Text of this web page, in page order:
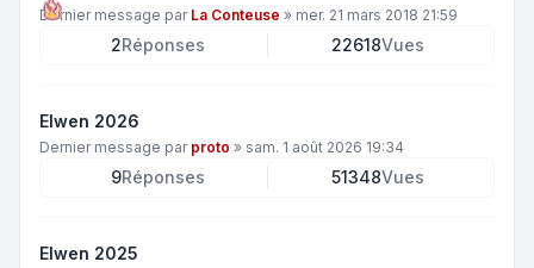
Dernier message par La Conteuse » mer. 21 mars 2018 21:59
2Réponses 22618Vues
Elwen 2026
Dernier message par proto » sam. 1 août 2026 19:34
9Réponses 51348Vues
Elwen 2025